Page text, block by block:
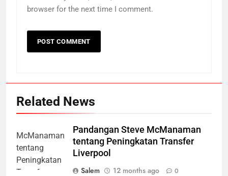
browser for the next time I comment.
Related News
Pandangan Steve McManaman
tentang Peningkatan Transfer
Liverpool
Salem
12 months ago 0